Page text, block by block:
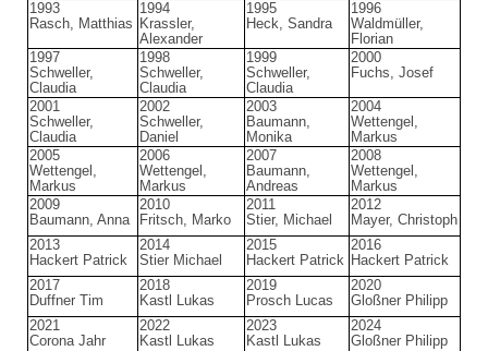
1993
Rasch, Matthias
1994
Krassler,
Alexander
1995
Heck, Sandra
1996
Waldmüller,
Florian
1997
Schweller,
Claudia
1998
Schweller,
Claudia
1999
Schweller,
Claudia
2000
Fuchs, Josef
2001
Schweller,
Claudia
2002
Schweller,
Daniel
2003
Baumann,
Monika
2004
Wettengel,
Markus
2005
Wettengel,
Markus
2006
Wettengel,
Markus
2007
Baumann,
Andreas
2008
Wettengel,
Markus
2009
Baumann, Anna
2010
Fritsch, Marko
2011
Stier, Michael
2012
Mayer, Christoph
2013
Hackert Patrick
2014
Stier Michael
2015
Hackert Patrick
2016
Hackert Patrick
2017
Duffner Tim
2018
Kastl Lukas
2019
Prosch Lucas
2020
Gloßner Philipp
2021
Corona Jahr
2022
Kastl Lukas
2023
Kastl Lukas
2024
Gloßner Philipp